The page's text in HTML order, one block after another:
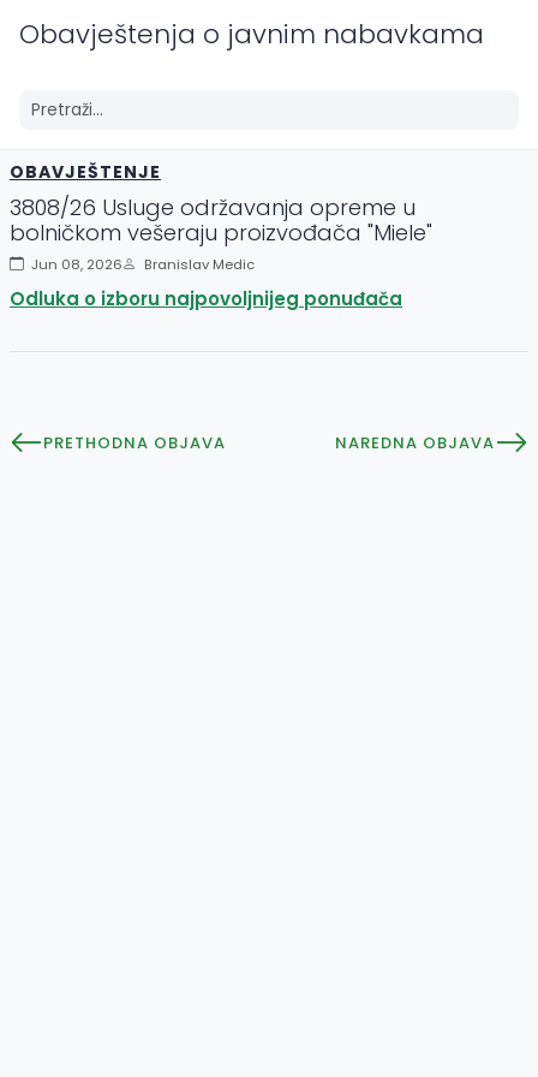
Obavještenja o javnim nabavkama
OBAVJEŠTENJE
3808/26 Usluge održavanja opreme u
bolničkom vešeraju proizvođača "Miele"
Jun 08, 2026 Branislav Medic
Odluka o izboru najpovoljnijeg ponuđača
PRETHODNA OBJAVA NAREDNA OBJAVA